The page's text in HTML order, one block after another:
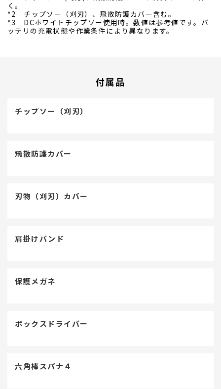
く。
*2 チップソー（刈刃）、飛散防護カバー含む。
*3 DCホワイトチップソー使用時。数値は参考値です。バ
ッテリの充電状態や作業条件により異なります。
付属品
チップソー（刈刃）
飛散防護カバー
刃物（刈刃）カバー
肩掛けバンド
保護メガネ
ボックスドライバー
六角棒スパナ４